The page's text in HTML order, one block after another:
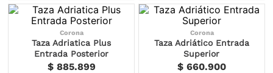
Corona
Taza Adriatica Plus
Entrada Posterior
$ 885.899
Corona
Taza Adriático Entrada
Superior
$ 660.900